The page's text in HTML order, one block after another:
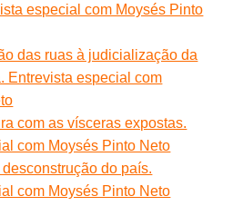
especial com Moysés Pinto
das ruas à judicialização da
Entrevista especial com
com as vísceras expostas.
com Moysés Pinto Neto
do país.
com Moysés Pinto Neto